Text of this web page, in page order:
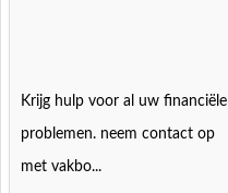
Krijg hulp voor al uw financiële
problemen. neem contact op
met vakbo...